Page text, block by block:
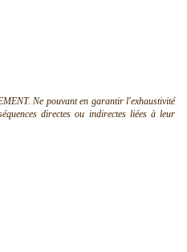
Ne pouvant en garantir l'exhaustivité
directes ou indirectes liées à leur